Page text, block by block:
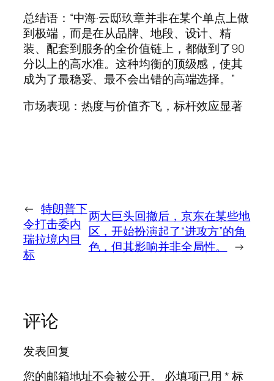
总结语：“中海·云邸玖章并非在某个单点上做
到极端，而是在从品牌、地段、设计、精
装、配套到服务的全价值链上，都做到了90
分以上的高水准。这种均衡的顶级感，使其
成为了最稳妥、最不会出错的高端选择。”
市场表现：热度与价值齐飞，标杆效应显著
← 特朗普下
令打击委内
瑞拉境内目
标
两大巨头回撤后，京东在某些地
区，开始扮演起了“进攻方”的角
色，但其影响并非全局性。
→
评论
发表回复
您的邮箱地址不会被公开。
必填项已用*标